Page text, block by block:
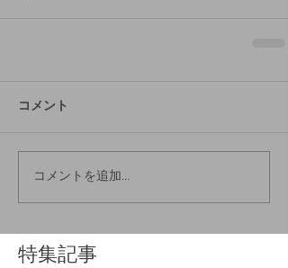
コメント
コメントを追加…
特集記事